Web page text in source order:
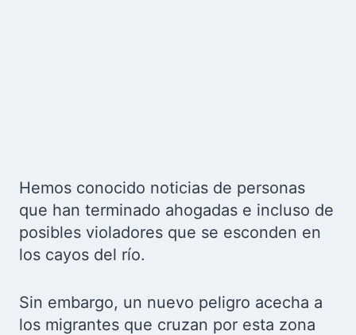
Hemos conocido noticias de personas
que han terminado ahogadas e incluso de
posibles violadores que se esconden en
los cayos del río.
Sin embargo, un nuevo peligro acecha a
los migrantes que cruzan por esta zona